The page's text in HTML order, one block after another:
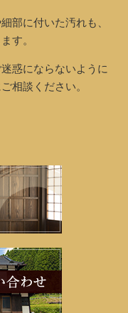
部に付いた汚れも、
す。
惑にならないように
相談ください。